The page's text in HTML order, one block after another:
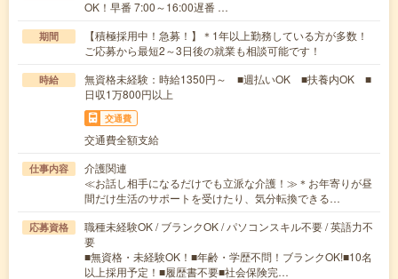
OK！早番 7:00～16:00遅番 …
期間
【積極採用中！急募！】＊1年以上勤務している方が多数！
ご応募から最短2～3日後の就業も相談可能です！
時給
無資格未経験：時給1350円～ ■週払いOK ■扶養内OK ■
日収1万800円以上
交通費
交通費全額支給
仕事内容
介護関連
≪お話し相手になるだけでも立派な介護！≫＊お年寄りが昼
間だけ生活のサポートを受けたり、気分転換できる…
応募資格
職種未経験OK / ブランクOK / パソコンスキル不要 / 英語力不
要
■無資格・未経験OK！■年齢・学歴不問！ブランクOK!■10名
以上採用予定！■履歴書不要■社会保険完…